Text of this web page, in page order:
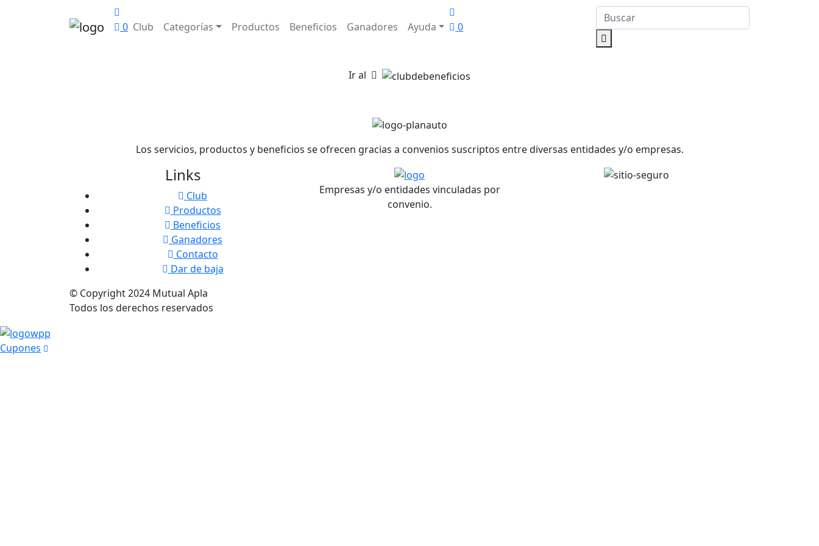
0 Club Categorías Productos Beneficios Ganadores Ayuda 0
Ir al
Los servicios, productos y beneficios se ofrecen gracias a convenios suscriptos entre diversas entidades y/o empresas.
Links
Club
Productos
Beneficios
Ganadores
Contacto
Dar de baja
Empresas y/o entidades vinculadas por
convenio.
© Copyright2024 Mutual Apla
Todos los derechos reservados
Cupones